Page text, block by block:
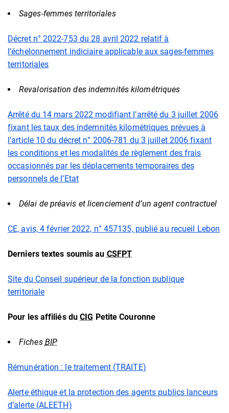
Sages-femmes territoriales
Décret n° 2022-753 du 28 avril 2022 relatif à
l’échelonnement indiciaire applicable aux sages-femmes
territoriales
Revalorisation des indemnités kilométriques
Arrêté du 14 mars 2022 modifiant l’arrêté du 3 juillet 2006
fixant les taux des indemnités kilométriques prévues à
l’article 10 du décret n° 2006-781 du 3 juillet 2006 fixant
les conditions et les modalités de règlement des frais
occasionnés par les déplacements temporaires des
personnels de l’Etat
Délai de préavis et licenciement d’un agent contractuel
CE, avis, 4 février 2022, n° 457135, publié au recueil Lebon
Derniers textes soumis au CSFPT
Site du Conseil supérieur de la fonction publique
territoriale
Pour les affiliés duCIG Petite Couronne
Fiches BIP
Rémunération : le traitement (TRAITE)
Alerte éthique et la protection des agents publics lanceurs
d’alerte (ALEETH)